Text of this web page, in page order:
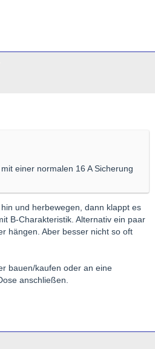
einer normalen 16 A Sicherung
und herbewegen, dann klappt es
B-Charakteristik. Alternativ ein paar
hängen. Aber besser nicht so oft
bauen/kaufen oder an eine
anschließen.